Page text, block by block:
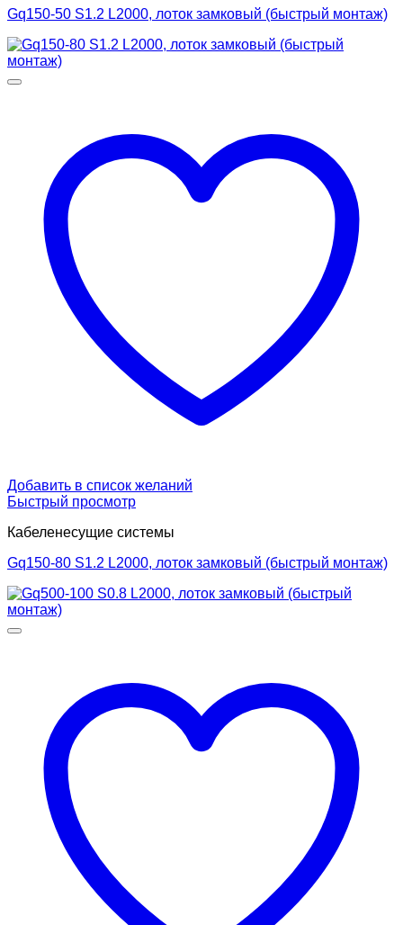
Gq150-50 S1.2 L2000, лоток замковый (быстрый монтаж)
Добавить в список желаний
Быстрый просмотр
Кабеленесущие системы
Gq150-80 S1.2 L2000, лоток замковый (быстрый монтаж)